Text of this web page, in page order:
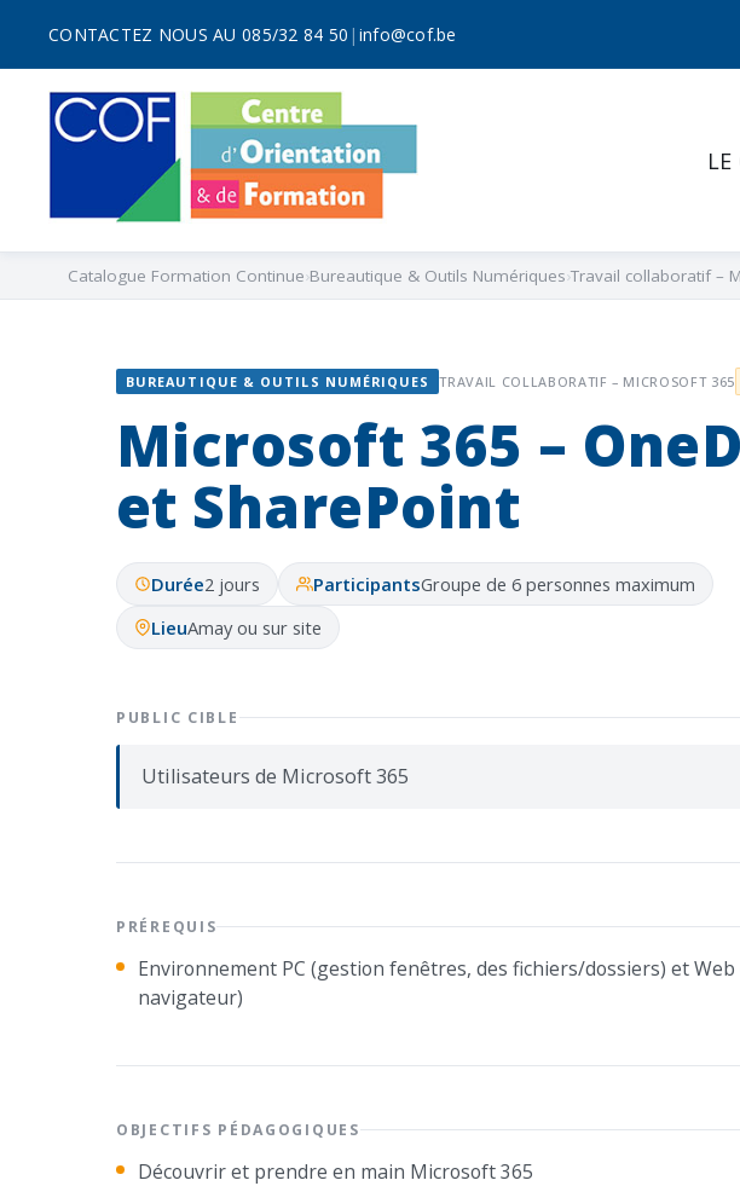
CONTACTEZ NOUS AU 085/32 84 50 | info@cof.be
LE
Catalogue Formation Continue Bureautique & Outils Numériques Travail collaboratif –
BUREAUTIQUE & OUTILS NUMÉRIQUES TRAVAIL COLLABORATIF – MICROSOFT 365
Microsoft 365 –
et SharePoint
Durée2 jours ParticipantsGroupe de 6 personnes maximum
LieuAmay ou sur site
PUBLIC CIBLE
Utilisateurs de Microsoft 365
PRÉREQUIS
Environnement PC (gestion fenêtres, des fichiers/dossiers) et
navigateur)
OBJECTIFS PÉDAGOGIQUES
Découvrir et prendre en main Microsoft 365